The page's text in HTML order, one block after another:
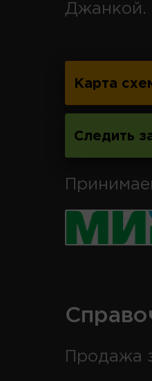
Джанкой.
Карта
Следить
Продажа